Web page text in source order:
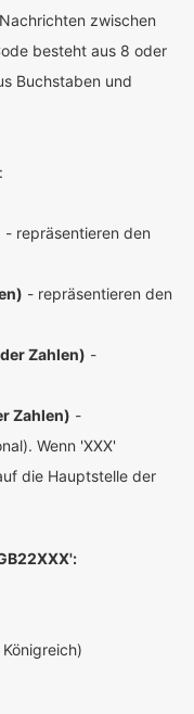
zwischen
besteht aus 8 oder
Buchstaben und
- repräsentieren den
- repräsentieren den
Zahlen) -
Zahlen) -
Wenn 'XXX'
die Hauptstelle der